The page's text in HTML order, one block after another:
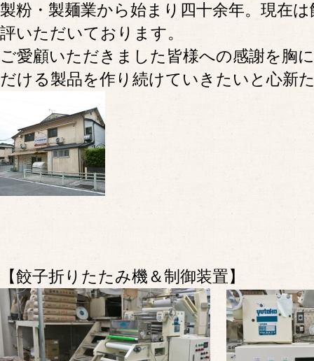
製粉・製麺業から始まり四十余年。現在
評いただいております。
ご愛顧いただきました皆様への感謝を胸
だける製品を作り続けていきたいと心新
【餃子折りたたみ機＆制御装置】